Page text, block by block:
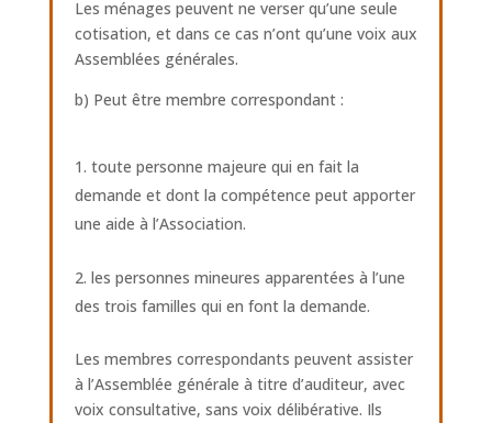
Les ménages peuvent ne verser qu’une seule
cotisation, et dans ce cas n’ont qu’une voix aux
Assemblées générales.
b) Peut être membre correspondant :
toute personne majeure qui en fait la
demande et dont la compétence peut apporter
une aide à l’Association.
les personnes mineures apparentées à l’une
des trois familles qui en font la demande.
Les membres correspondants peuvent assister
à l’Assemblée générale à titre d’auditeur, avec
voix consultative, sans voix délibérative. Ils